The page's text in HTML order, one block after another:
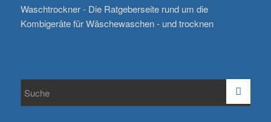
Waschtrockner - Die Ratgeberseite rund um die
Kombigeräte für Wäschewaschen - und trocknen